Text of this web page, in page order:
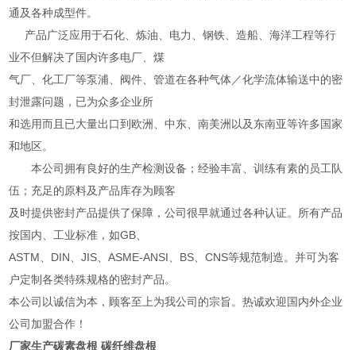
通及各种成型件。
产品广泛应用于石化、炼油、电力、钢铁、造船、海洋工程等行
业不但解决了国内许多电厂、煤
气厂、化工厂等泵浦、阀件、管道在各种气体／化学流体输送中的密
封泄露问题，已为众多企业所
和选用而且已大量出口到欧洲、中东、南美洲以及东南亚等许多国家
和地区。
本公司拥有良好的生产检测设备；经验丰富、训练有素的员工队
伍；充足的原料及产品库存为顾客
及时提供密封产品提供了保障，公司很早就通过各种认证。所有产品
按国内、工业标准，如GB、
ASTM、DIN、JIS、ASME-ANSI、BS、CNS等规范制造。并可为客
户定制各类特殊规格的密封产品。
本公司以诚信为本，顾客至上为我公司的宗旨。热诚欢迎国内外企业
公司加盟合作！
厂家生产碳素盘根 碳纤维盘根